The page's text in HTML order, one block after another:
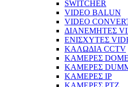
SWITCHER
VIDEO BALUN
VIDEO
ΔΙΑΝΕΜΗΤΕΣ
ΕΝΙΣΧΥΤΕΣ
ΚΑΛΩΔΙΑ CCTV
ΚΑΜΕΡΕΣ DOME
ΚΑΜΕΡΕΣ
ΚΑΜΕΡΕΣ IP
ΚΑΜΕΡΕΣ PTZ